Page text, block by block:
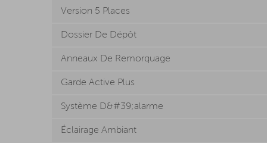
Version 5 Places
Dossier De Dépôt
Anneaux De Remorquage
Garde Active Plus
Système D&#39;alarme
Éclairage Ambiant